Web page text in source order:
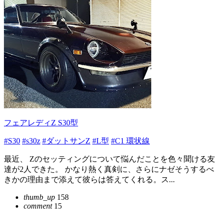
フェアレディZ S30型
#S30 #s30z #ダットサンZ #L型 #C1 環状線
最近、 Zのセッティングについて悩んだことを色々聞ける友
達が2人できた。 かなり熱く真剣に、さらにナゼそうするべ
きかの理由まで添えて彼らは答えてくれる。ス...
thumb_up 158
comment15